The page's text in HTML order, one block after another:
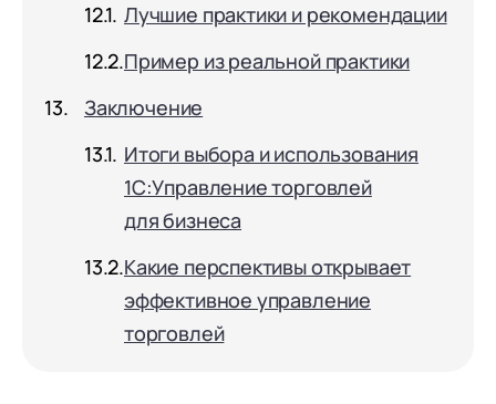
Лучшие практики и рекомендации
Пример из реальной практики
Заключение
Итоги выбора и использования
1С:Управление торговлей
для бизнеса
Какие перспективы открывает
эффективное управление
торговлей